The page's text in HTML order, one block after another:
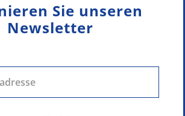
Sie unseren
Newsletter